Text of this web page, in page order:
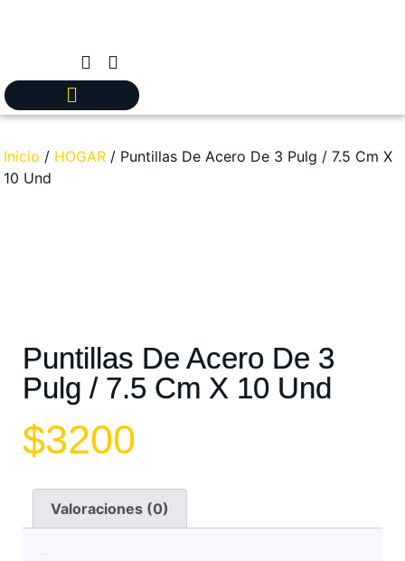
Inicio / HOGAR / Puntillas De Acero De 3 Pulg / 7.5 Cm X
10 Und
Puntillas De Acero De 3
Pulg / 7.5 Cm X 10 Und
$3200
Valoraciones (0)